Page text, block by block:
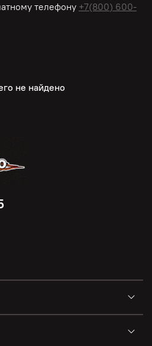
телефону +7(800) 600-
не найдено